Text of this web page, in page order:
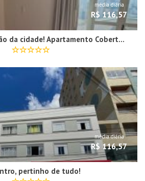
média diária
R$ 116,57
A melhor localização da cidade! Apartamento Cobertura
média diária
R$ 116,57
pertinho de tudo!